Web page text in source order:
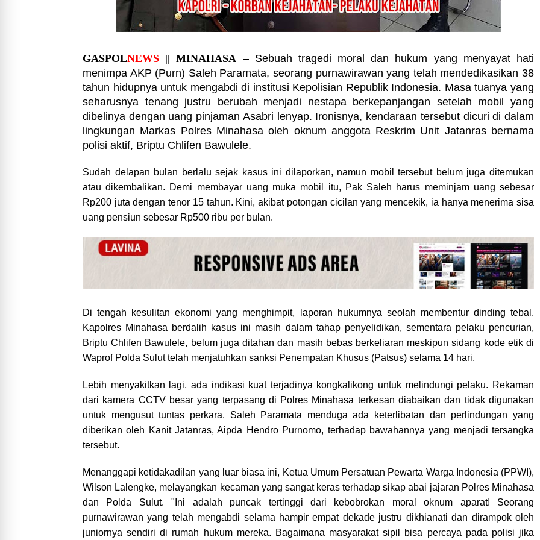
GASPOLNEWS || MINAHASA – Sebuah tragedi moral dan hukum yang menyayat hati
menimpa AKP (Purn) Saleh Paramata, seorang purnawirawan yang telah mendedikasikan 38
tahun hidupnya untuk mengabdi di institusi Kepolisian Republik Indonesia. Masa tuanya yang
seharusnya tenang justru berubah menjadi nestapa berkepanjangan setelah mobil yang
dibelinya dengan uang pinjaman Asabri lenyap. Ironisnya, kendaraan tersebut dicuri di dalam
lingkungan Markas Polres Minahasa oleh oknum anggota Reskrim Unit Jatanras bernama
polisi aktif, Briptu Chlifen Bawulele.
Sudah delapan bulan berlalu sejak kasus ini dilaporkan, namun mobil tersebut belum juga ditemukan
atau dikembalikan. Demi membayar uang muka mobil itu, Pak Saleh harus meminjam uang sebesar
Rp200 juta dengan tenor 15 tahun. Kini, akibat potongan cicilan yang mencekik, ia hanya menerima sisa
uang pensiun sebesar Rp500 ribu per bulan.
Di tengah kesulitan ekonomi yang menghimpit, laporan hukumnya seolah membentur dinding tebal.
Kapolres Minahasa berdalih kasus ini masih dalam tahap penyelidikan, sementara pelaku pencurian,
Briptu Chlifen Bawulele, belum juga ditahan dan masih bebas berkeliaran meskipun sidang kode etik di
Waprof Polda Sulut telah menjatuhkan sanksi Penempatan Khusus (Patsus) selama 14 hari.
Lebih menyakitkan lagi, ada indikasi kuat terjadinya kongkalikong untuk melindungi pelaku. Rekaman
dari kamera CCTV besar yang terpasang di Polres Minahasa terkesan diabaikan dan tidak digunakan
untuk mengusut tuntas perkara. Saleh Paramata menduga ada keterlibatan dan perlindungan yang
diberikan oleh Kanit Jatanras, Aipda Hendro Purnomo, terhadap bawahannya yang menjadi tersangka
tersebut.
Menanggapi ketidakadilan yang luar biasa ini, Ketua Umum Persatuan Pewarta Warga Indonesia (PPWI),
Wilson Lalengke, melayangkan kecaman yang sangat keras terhadap sikap abai jajaran Polres Minahasa
dan Polda Sulut. "Ini adalah puncak tertinggi dari kebobrokan moral oknum aparat! Seorang
purnawirawan yang telah mengabdi selama hampir empat dekade justru dikhianati dan dirampok oleh
juniornya sendiri di rumah hukum mereka. Bagaimana masyarakat sipil bisa percaya pada polisi jika